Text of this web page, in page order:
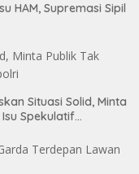
HAM, Supremasi Sipil
Situasi Solid, Minta
Spekulatif